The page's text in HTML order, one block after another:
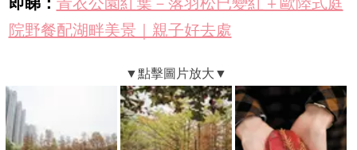
院野餐配湖畔美景｜親子好去處